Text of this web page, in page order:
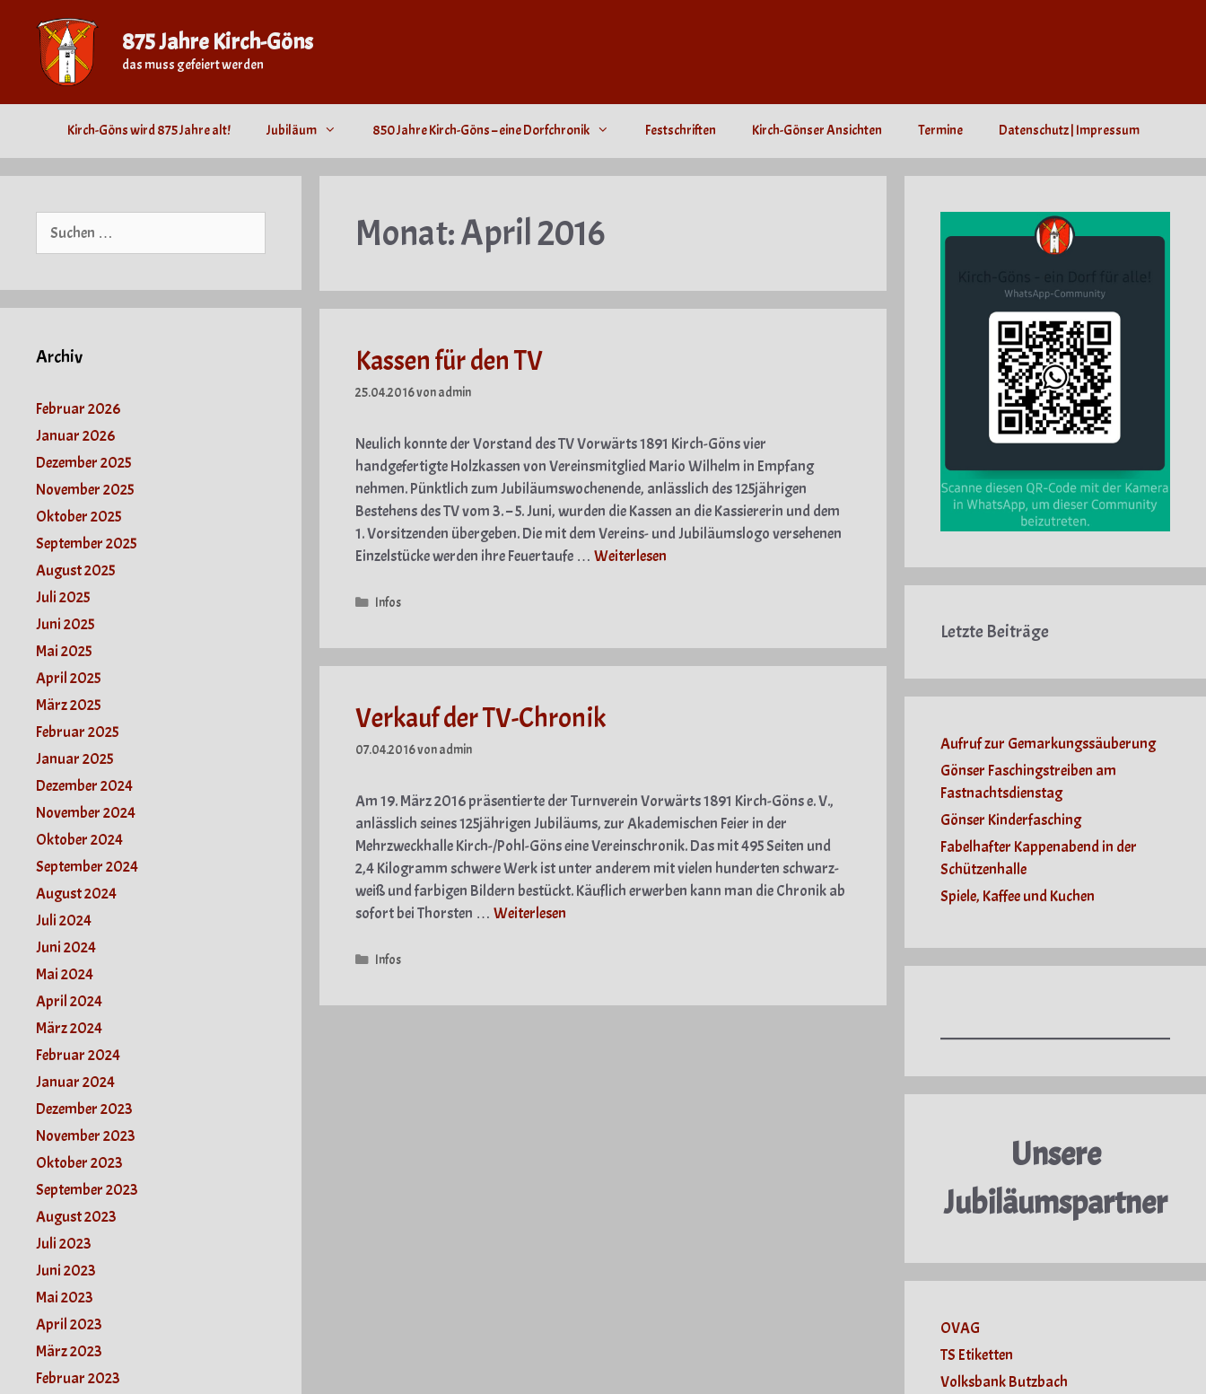
springen
875 Jahre Kirch-Göns
das muss gefeiert werden
Kirch-Göns wird 875 Jahre alt! Jubiläum 850 Jahre Kirch-Göns – eine Dorfchronik Festschriften Kirch-Gönser Ansichten Termine Datenschutz | Impressum
Monat:April 2016
Kassen für den TV
25.04.2016vonadmin
Neulich konnte der Vorstand des TV Vorwärts 1891 Kirch-Göns vier
handgefertigte Holzkassen von Vereinsmitglied Mario Wilhelm in Empfang
nehmen. Pünktlich zum Jubiläumswochenende, anlässlich des 125jährigen
Bestehens des TV vom 3. – 5. Juni, wurden die Kassen an die Kassiererin und dem
1. Vorsitzenden übergeben. Die mit dem Vereins- und Jubiläumslogo versehenen
Einzelstücke werden ihre Feuertaufe … Weiterlesen
Kategorien
Infos
Verkauf der TV-Chronik
07.04.2016vonadmin
Am 19. März 2016 präsentierte der Turnverein Vorwärts 1891 Kirch-Göns e. V.,
anlässlich seines 125jährigen Jubiläums, zur Akademischen Feier in der
Mehrzweckhalle Kirch-/Pohl-Göns eine Vereinschronik. Das mit 495 Seiten und
2,4 Kilogramm schwere Werk ist unter anderem mit vielen hunderten schwarz-
weiß und farbigen Bildern bestückt. Käuflich erwerben kann man die Chronik ab
sofort bei Thorsten … Weiterlesen
Kategorien
Infos
Archiv
Februar 2026
Januar 2026
Dezember 2025
November 2025
Oktober 2025
September 2025
August 2025
Juli 2025
Juni 2025
Mai 2025
April 2025
März 2025
Februar 2025
Januar 2025
Dezember 2024
November 2024
Oktober 2024
September 2024
August 2024
Juli 2024
Juni 2024
Mai 2024
April 2024
März 2024
Februar 2024
Januar 2024
Dezember 2023
November 2023
Oktober 2023
September 2023
August 2023
Juli 2023
Juni 2023
Mai 2023
April 2023
März 2023
Februar 2023
Letzte Beiträge
Aufruf zur Gemarkungssäuberung
Gönser Faschingstreiben am
Fastnachtsdienstag
Gönser Kinderfasching
Fabelhafter Kappenabend in der
Schützenhalle
Spiele, Kaffee und Kuchen
Unsere
Jubiläumspartner
OVAG
TS Etiketten
Volksbank Butzbach